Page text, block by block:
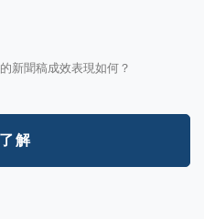
新聞稿成效表現如何？
解